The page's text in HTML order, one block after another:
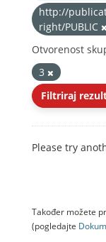
http://
right/PUBLIC
Otvorenost
3
Filtriraj
Please try
Također možete
(pogledajte